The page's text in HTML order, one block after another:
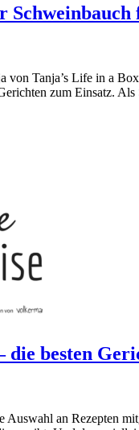
von Tanja’s Life in a
zum Einsatz.
die besten
an Rezepten